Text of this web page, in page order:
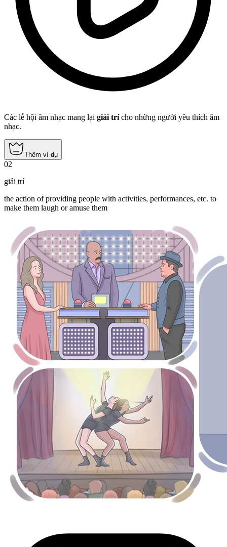
Các lễ hội âm nhạc mang lại giải trícho những người yêu thích âm
nhạc.
Thêm ví dụ
02
giải trí
the action of providing people with activities, performances, etc. to
make them laugh or amuse them